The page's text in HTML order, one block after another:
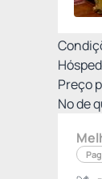
Preço
Nº de